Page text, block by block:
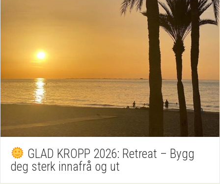
GLAD KROPP 2026: Retreat – Bygg
deg sterk innafrå og ut